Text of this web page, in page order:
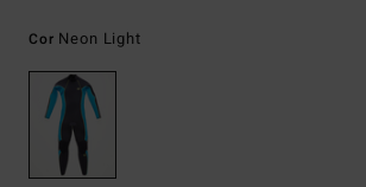
Cor Neon Light